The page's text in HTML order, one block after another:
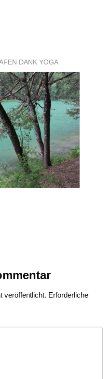
DANK YOGA
veröffentlicht. Erforderliche